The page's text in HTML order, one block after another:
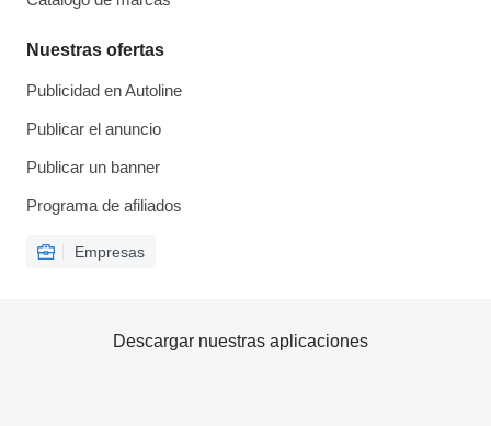
Nuestras ofertas
Publicidad en Autoline
Publicar el anuncio
Publicar un banner
Programa de afiliados
Empresas
Descargar nuestras aplicaciones